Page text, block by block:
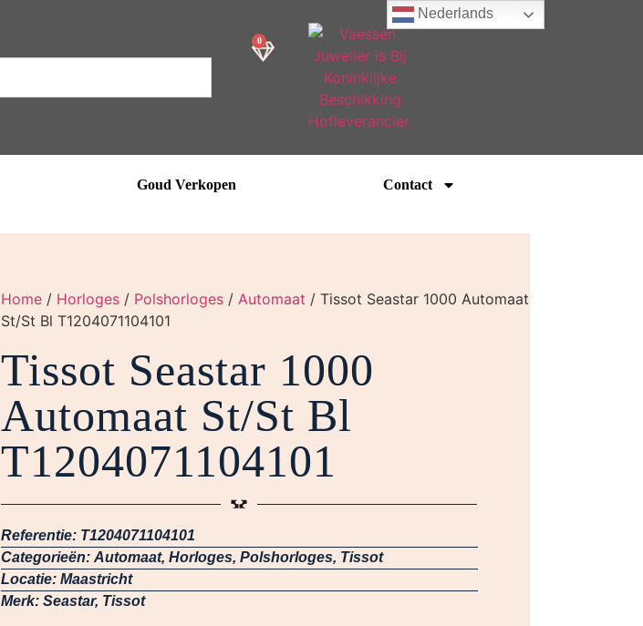
0
Goud Verkopen Contact
Home / Horloges / Polshorloges / Automaat / Tissot Seastar 1000 Automaat
St/St Bl T1204071104101
Tissot Seastar 1000
Automaat St/St Bl
T1204071104101
Referentie: T1204071104101
Categorieën: Automaat, Horloges, Polshorloges, Tissot
Locatie: Maastricht
Merk: Seastar, Tissot
Nederlands